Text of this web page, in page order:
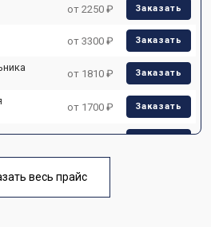
от 2250 ₽ Заказать
от 3300 ₽ Заказать
от 1810 ₽ Заказать
от 1700 ₽ Заказать
от 1700 ₽
весь прайс